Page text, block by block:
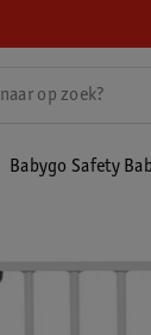
Babygo Safety